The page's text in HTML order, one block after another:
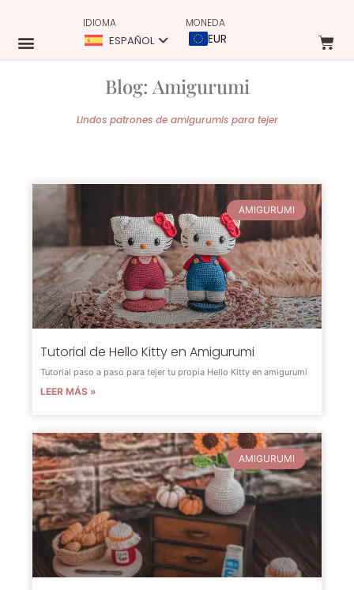
IDIOMA
ESPAÑOL
MONEDA
EUR
Blog: Amigurumi
Lindos patrones de amigurumis para tejer
AMIGURUMI
Tutorial de Hello Kitty en Amigurumi
Tutorial paso a paso para tejer tu propia Hello Kitty en amigurumi
LEER MÁS »
AMIGURUMI